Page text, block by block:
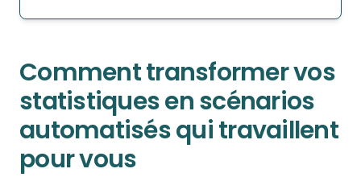
Comment transformer vos
statistiques en scénarios
automatisés qui travaillent
pour vous